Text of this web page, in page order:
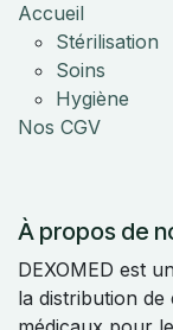
Accueil
Stérilisation
Soins
Hygiène
Nos CGV
À propos de
DEXOMED est
la distribution de